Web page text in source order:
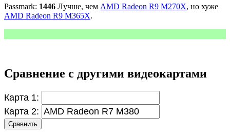
Passmark: 1446 Лучше, чем AMD Radeon R9 M270X, но хуже
AMD Radeon R9 M365X.
Сравнение с другими видеокартами
Карта 1:
Карта 2:
Сравнить